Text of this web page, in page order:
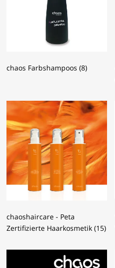
chaos Farbshampoos(8)
chaoshaircare - Peta
Zertifizierte Haarkosmetik(15)